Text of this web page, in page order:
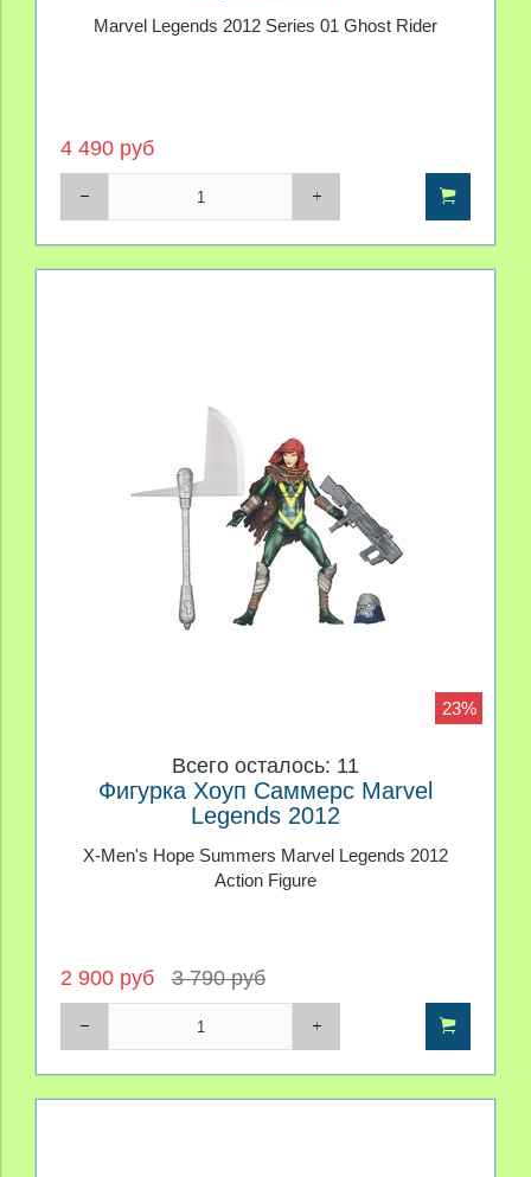
Marvel Legends 2012 Series 01 Ghost Rider
4 490 руб
23%
Всего осталось: 11
Фигурка Хоуп Саммерс Marvel
Legends 2012
X-Men's Hope Summers Marvel Legends 2012
Action Figure
2 900 руб 3 790 руб